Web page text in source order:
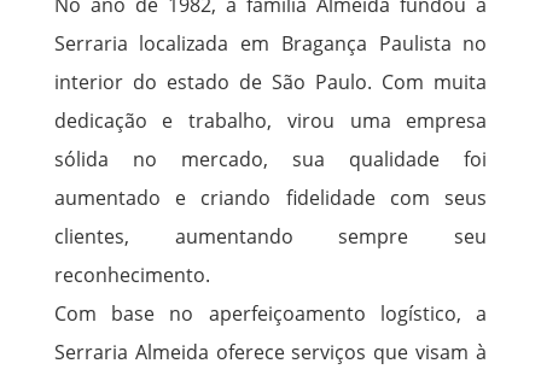
Serraria localizada em Bragança Paulista no
interior do estado de São Paulo. Com muita
dedicação e trabalho, virou uma empresa
sólida no mercado, sua qualidade foi
aumentado e criando fidelidade com seus
clientes, aumentando sempre seu
reconhecimento.
Com base no aperfeiçoamento logístico, a
Serraria Almeida oferece serviços que visam à